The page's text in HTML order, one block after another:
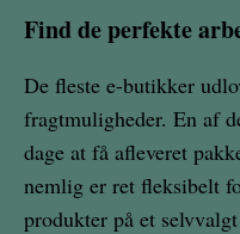
Find de perfekte
De fleste e-butikker
fragtmuligheder. En af
dage at få afleveret
nemlig er ret fleksibelt
produkter på et